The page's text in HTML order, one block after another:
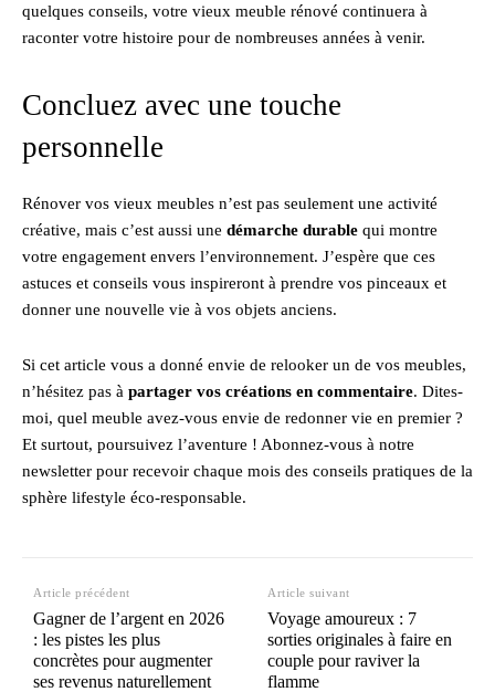
quelques conseils, votre vieux meuble rénové continuera à
raconter votre histoire pour de nombreuses années à venir.
Concluez avec une touche
personnelle
Rénover vos vieux meubles n’est pas seulement une activité
créative, mais c’est aussi une démarche durable qui montre
votre engagement envers l’environnement. J’espère que ces
astuces et conseils vous inspireront à prendre vos pinceaux et
donner une nouvelle vie à vos objets anciens.
Si cet article vous a donné envie de relooker un de vos meubles,
n’hésitez pas à partager vos créations en commentaire. Dites-
moi, quel meuble avez-vous envie de redonner vie en premier ?
Et surtout, poursuivez l’aventure ! Abonnez-vous à notre
newsletter pour recevoir chaque mois des conseils pratiques de la
sphère lifestyle éco-responsable.
Article précédent
Gagner de l’argent en 2026
: les pistes les plus
concrètes pour augmenter
ses revenus naturellement
Article suivant
Voyage amoureux : 7
sorties originales à faire en
couple pour raviver la
flamme